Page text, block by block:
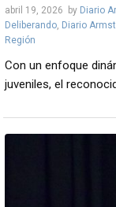
abril 19, 2026 by Diario
Deliberando, Diario
Región
Con un enfoque
juveniles, el